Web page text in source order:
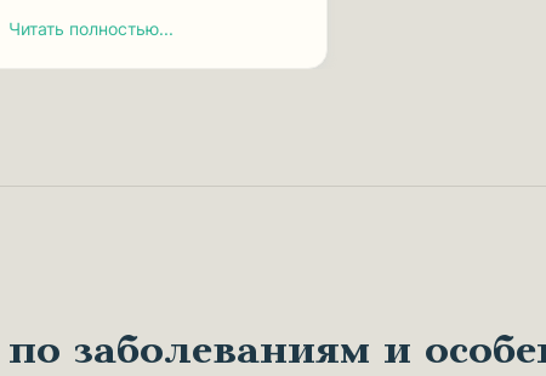
Читать полностью...
заболеваниям и